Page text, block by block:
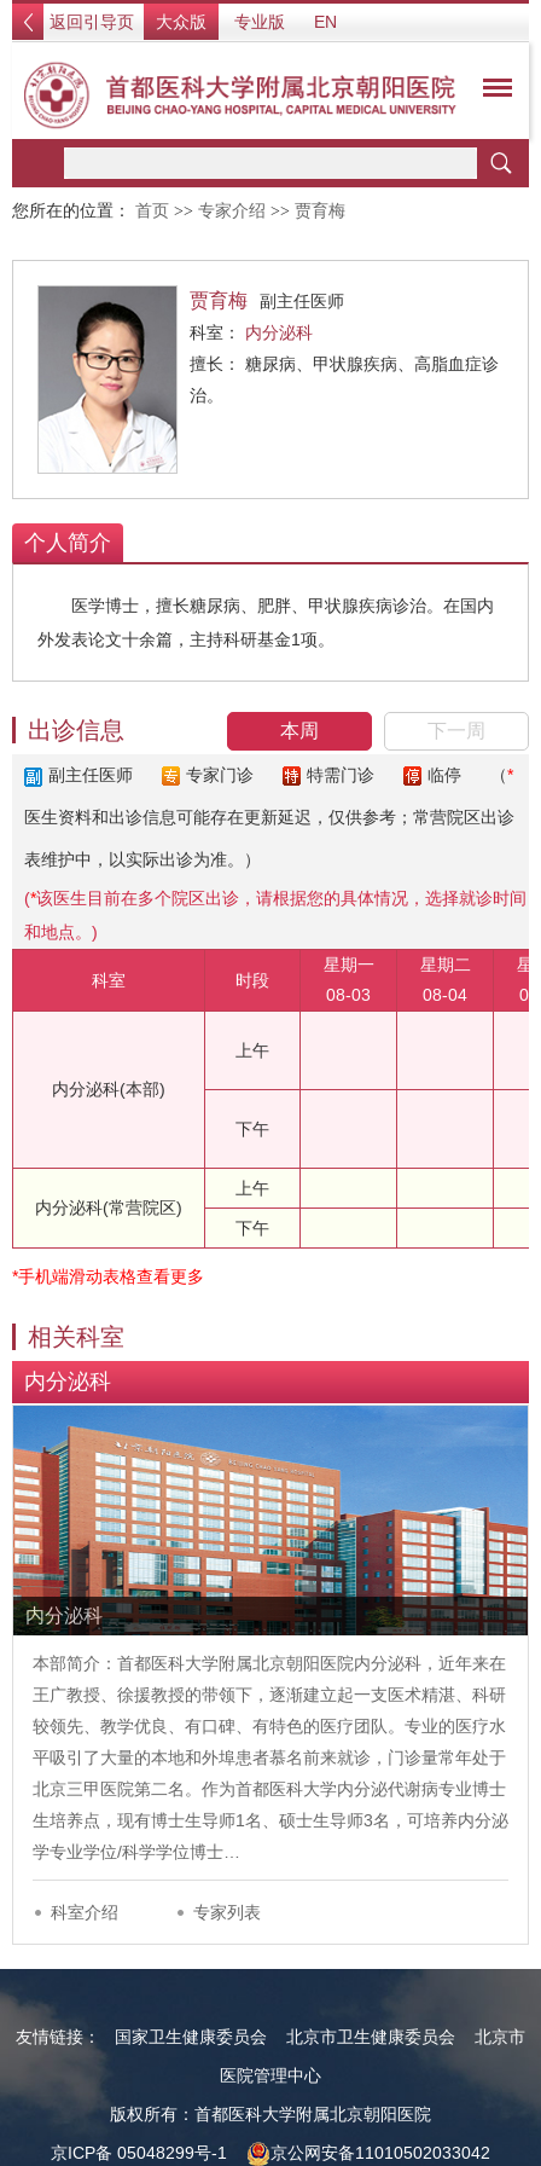
返回引导页 大众版 专业版 EN
您所在的位置： 首页 >> 专家介绍 >> 贾育梅
贾育梅
副主任医师
科室： 内分泌科
擅长： 糖尿病、甲状腺疾病、高脂血症诊
治。
个人简介
医学博士，擅长糖尿病、肥胖、甲状腺疾病诊治。在国内
外发表论文十余篇，主持科研基金1项。
本周 下一周
出诊信息
副主任医师 专家门诊 特需门诊 临停 （*
医生资料和出诊信息可能存在更新延迟，仅供参考；常营院区出诊
表维护中，以实际出诊为准。）
(*该医生目前在多个院区出诊，请根据您的具体情况，选择就诊时间
和地点。)
科室 时段
星期一
08-03
星期二
08-04
星
内分泌科(本部)
上午
下午
内分泌科(常营院区)
上午
下午
*手机端滑动表格查看更多
相关科室
内分泌科
内分泌科
本部简介：首都医科大学附属北京朝阳医院内分泌科，近年来在
王广教授、徐援教授的带领下，逐渐建立起一支医术精湛、科研
较领先、教学优良、有口碑、有特色的医疗团队。专业的医疗水
平吸引了大量的本地和外埠患者慕名前来就诊，门诊量常年处于
北京三甲医院第二名。作为首都医科大学内分泌代谢病专业博士
生培养点，现有博士生导师1名、硕士生导师3名，可培养内分泌
学专业学位/科学学位博士…
科室介绍 专家列表
友情链接： 国家卫生健康委员会 北京市卫生健康委员会
北京市
医院管理中心
版权所有：首都医科大学附属北京朝阳医院
京ICP备 05048299号-1
京公网安备11010502033042